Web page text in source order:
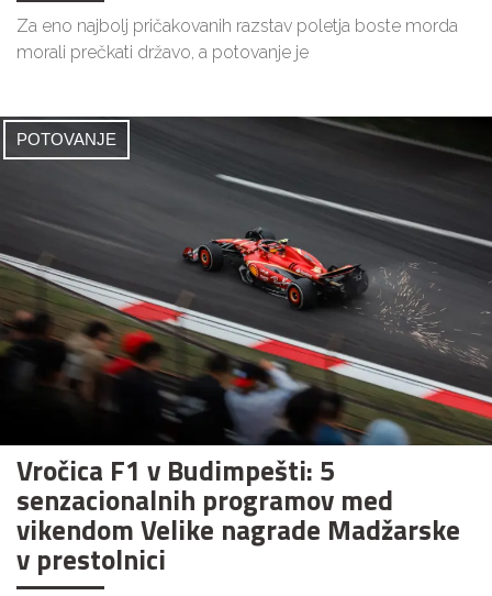
Za eno najbolj pričakovanih razstav poletja boste morda
morali prečkati državo, a potovanje je
POTOVANJE
Vročica F1 v Budimpešti: 5
senzacionalnih programov med
vikendom Velike nagrade Madžarske
v prestolnici